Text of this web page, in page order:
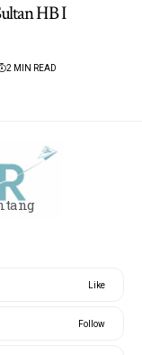
HB I
2 MIN READ
Like
Follow